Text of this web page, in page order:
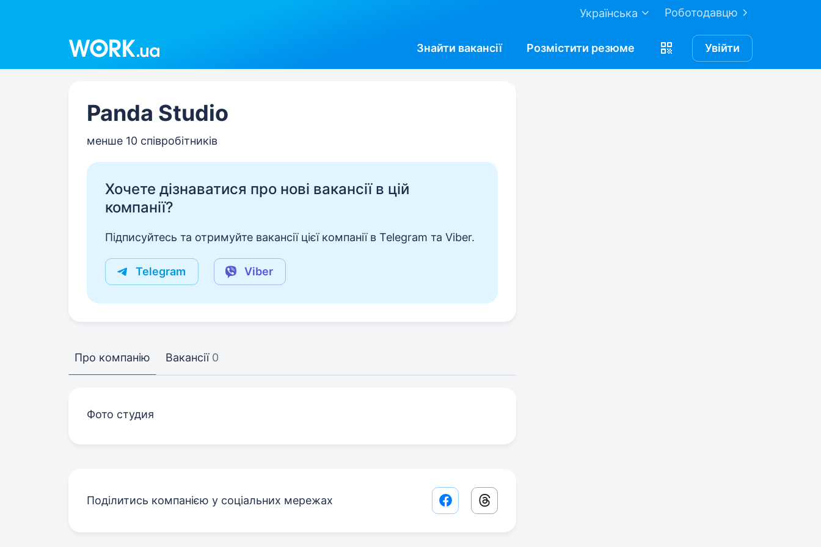
Роботодавцю
Українська
Знайти вакансії Розмістити резюме Увійти
Panda Studio
менше 10 співробітників
Хочете дізнаватися про нові вакансії в цій
компанії?
Підписуйтесь та отримуйте вакансії цієї компанії в Telegram та Viber.
Telegram Viber
Про компанію Вакансії 0
Фото студия
Поділитись компанією у соціальних мережах Facebook share link
Threads share link